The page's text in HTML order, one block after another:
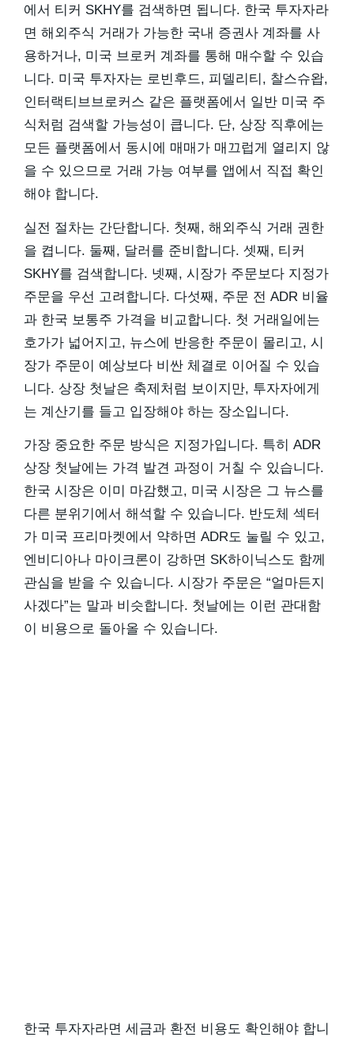
에서 티커 SKHY를 검색하면 됩니다. 한국 투자자라
면 해외주식 거래가 가능한 국내 증권사 계좌를 사
용하거나, 미국 브로커 계좌를 통해 매수할 수 있습
니다. 미국 투자자는 로빈후드, 피델리티, 찰스슈왑,
인터랙티브브로커스 같은 플랫폼에서 일반 미국 주
식처럼 검색할 가능성이 큽니다. 단, 상장 직후에는
모든 플랫폼에서 동시에 매매가 매끄럽게 열리지 않
을 수 있으므로 거래 가능 여부를 앱에서 직접 확인
해야 합니다.
실전 절차는 간단합니다. 첫째, 해외주식 거래 권한
을 켭니다. 둘째, 달러를 준비합니다. 셋째, 티커
SKHY를 검색합니다. 넷째, 시장가 주문보다 지정가
주문을 우선 고려합니다. 다섯째, 주문 전 ADR 비율
과 한국 보통주 가격을 비교합니다. 첫 거래일에는
호가가 넓어지고, 뉴스에 반응한 주문이 몰리고, 시
장가 주문이 예상보다 비싼 체결로 이어질 수 있습
니다. 상장 첫날은 축제처럼 보이지만, 투자자에게
는 계산기를 들고 입장해야 하는 장소입니다.
가장 중요한 주문 방식은 지정가입니다. 특히 ADR
상장 첫날에는 가격 발견 과정이 거칠 수 있습니다.
한국 시장은 이미 마감했고, 미국 시장은 그 뉴스를
다른 분위기에서 해석할 수 있습니다. 반도체 섹터
가 미국 프리마켓에서 약하면 ADR도 눌릴 수 있고,
엔비디아나 마이크론이 강하면 SK하이닉스도 함께
관심을 받을 수 있습니다. 시장가 주문은 “얼마든지
사겠다”는 말과 비슷합니다. 첫날에는 이런 관대함
이 비용으로 돌아올 수 있습니다.
한국 투자자라면 세금과 환전 비용도 확인해야 합니